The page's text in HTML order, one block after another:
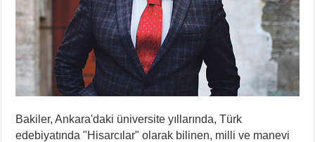
Bakiler, Ankara'daki üniversite yıllarında, Türk
edebiyatında "Hisarcılar" olarak bilinen, milli ve manevi